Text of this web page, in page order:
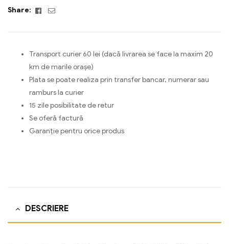
Share:
Facebook
Email
Transport curier 60 lei (dacă livrarea se face la maxim 20
km de marile orașe)
Plata se poate realiza prin transfer bancar, numerar sau
ramburs la curier
15 zile posibilitate de retur
Se oferă factură
Garanție pentru orice produs
DESCRIERE